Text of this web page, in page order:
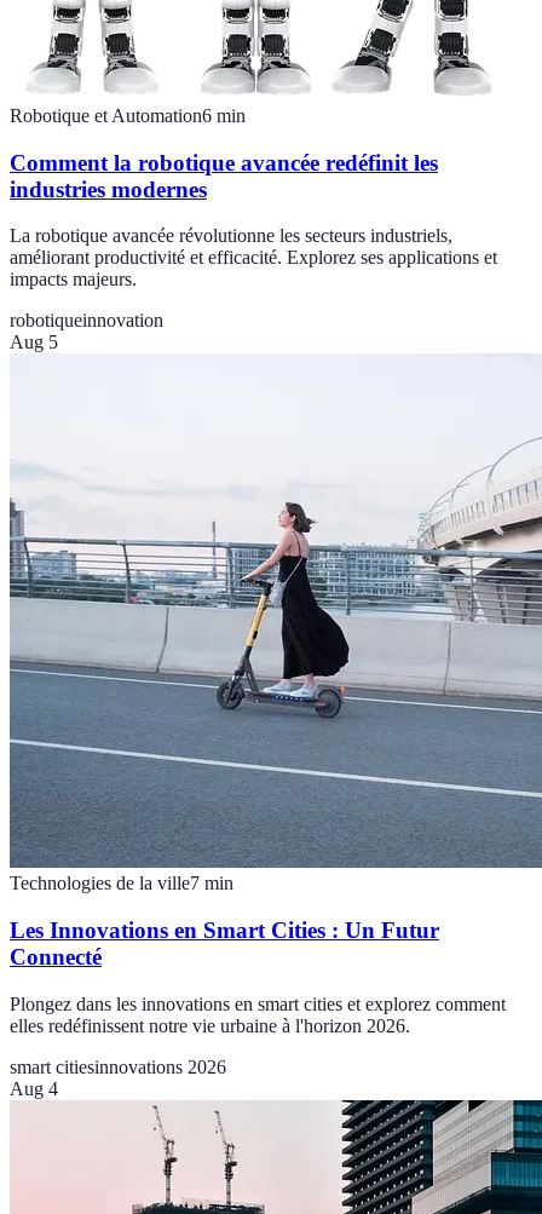
Robotique et Automation6 min
Comment la robotique avancée redéfinit les
industries modernes
La robotique avancée révolutionne les secteurs industriels,
améliorant productivité et efficacité. Explorez ses applications et
impacts majeurs.
robotiqueinnovation
Aug 5
Technologies de la ville7 min
Les Innovations en Smart Cities : Un Futur
Connecté
Plongez dans les innovations en smart cities et explorez comment
elles redéfinissent notre vie urbaine à l'horizon 2026.
smart citiesinnovations 2026
Aug 4